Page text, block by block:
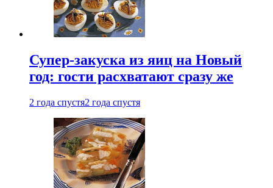
Супер-закуска из яиц на Новый
год: гости расхватают сразу же
2 года спустя2 года спустя